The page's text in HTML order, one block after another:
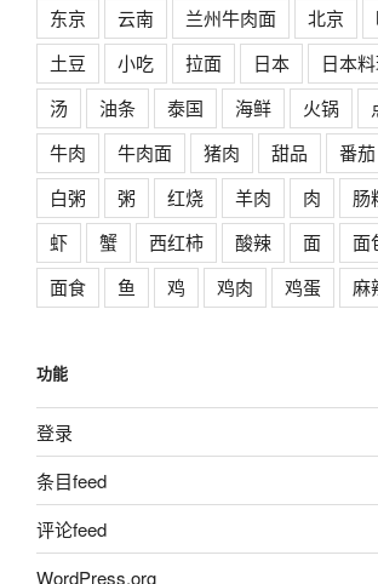
东京 云南 兰州牛肉面 北京
土豆
小吃 拉面 日本 日本
汤
油条 泰国 海鲜 火锅
牛肉
牛肉面 猪肉 甜品 番茄
白粥
粥 红烧 羊肉 肉 肠
虾
蟹 西红柿 酸辣 面 面
面食
鱼 鸡 鸡肉 鸡蛋 麻
功能
登录
条目feed
评论feed
WordPress.org